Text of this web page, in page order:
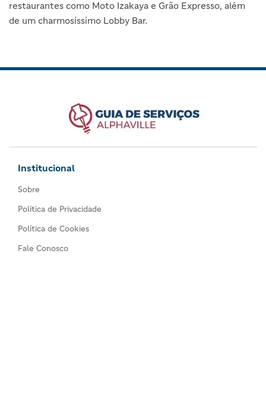
restaurantes como Moto Izakaya e Grão Expresso, além
de um charmosíssimo Lobby Bar.
Institucional
Sobre
Política de Privacidade
Política de Cookies
Fale Conosco